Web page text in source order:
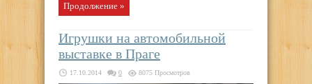
Продолжение »
Игрушки на автомобильной
выставке в Праге
17.10.2014 0 8075 Просмотров